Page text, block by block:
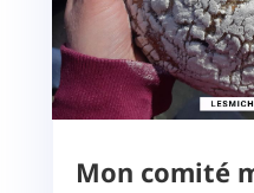
Mon comité